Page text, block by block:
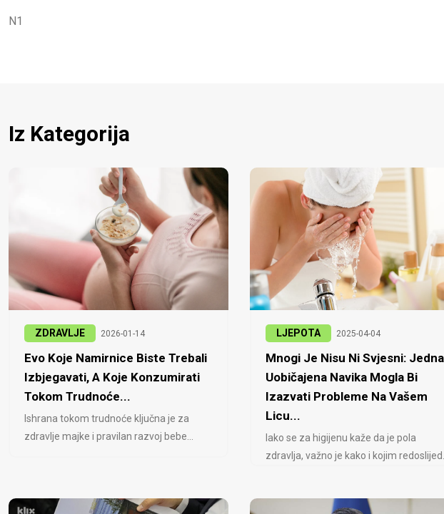
N1
Iz Kategorija
ZDRAVLJE 2026-01-14
Evo Koje Namirnice Biste Trebali
Izbjegavati, A Koje Konzumirati
Tokom Trudnoće...
Ishrana tokom trudnoće ključna je za
zdravlje majke i pravilan razvoj bebe...
LJEPOTA 2025-04-04
Mnogi Je Nisu Ni Svjesni: Jedna
Uobičajena Navika Mogla Bi
Izazvati Probleme Na Vašem
Licu...
Iako se za higijenu kaže da je pola
zdravlja, važno je kako i kojim redoslijed..